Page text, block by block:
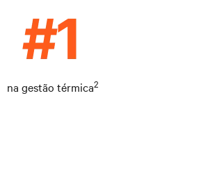
na gestão térmica2